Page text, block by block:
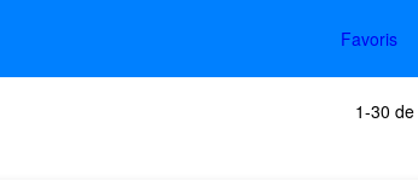
Favoris
1-30 de